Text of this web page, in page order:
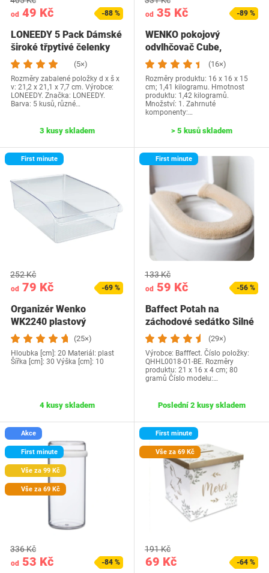
od 49 Kč -88 %
LONEEDY 5 Pack Dámské
široké třpytivé čelenky
Sametová…
(5×)
Rozměry zabalené položky d x š x
v: 21,2 x 21,1 x 7,7 cm. Výrobce:
LONEEDY. Značka: LONEEDY.
Barva: 5 kusů, různé…
3 kusy skladem
od 35 Kč -89 %
WENKO pokojový
odvlhčovač Cube,
odvlhčovač s 1 kg
blokem…
(16×)
Rozměry produktu: 16 x 16 x 15
cm; 1,41 kilogramu. Hmotnost
produktu: 1,42 kilogramů.
Množství: 1. Zahrnuté
komponenty:…
> 5 kusů skladem
First minute
od 79 Kč
252 Kč
-69 %
Organizér Wenko
WK2240 plastový
(25×)
Hloubka [cm]: 20 Materiál: plast
Šířka [cm]: 30 Výška [cm]: 10
4 kusy skladem
First minute
od 59 Kč
133 Kč
-56 %
Baffect Potah na
záchodové sedátko Silné
polštářky…
(29×)
Výrobce: Bafffect. Číslo položky:
QHHL0018-01-BE. Rozměry
produktu: 21 x 16 x 4 cm; 80
gramů Číslo modelu:…
Poslední 2 kusy skladem
Akce
First minute
Vše za 99 Kč
Vše za 69 Kč
od 53 Kč
336 Kč
-84 %
First minute
Vše za 69 Kč
69 Kč
191 Kč
-64 %